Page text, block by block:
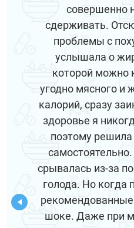
совершенно
сдерживать.
проблемы с
услышала о
которой можно
угодно мясного и
калорий, сразу
здоровье я
поэтому
срывалась из-за
голода. Но когда
шоке. Даже при